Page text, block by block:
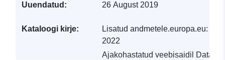
Uuendatud: 26 August 2019
Kataloogi kirje: Lisatud andmetele.europa.eu:
2022
Ajakohastatud veebisaidil